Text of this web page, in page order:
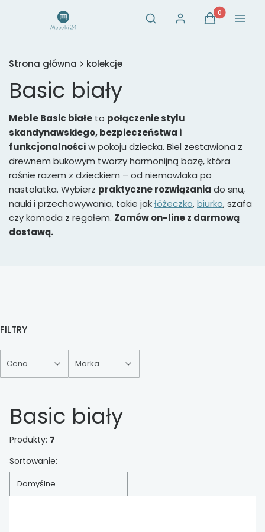
Otwórz wyszukiwarkę
Szukaj Zaloguj sięProdukty w
Koszyk Menu
Strona główna kolekcje
Basic biały
Meble Basic białe to połączenie stylu
skandynawskiego, bezpieczeństwa i
funkcjonalnościw pokoju dziecka. Biel zestawiona z
drewnem bukowym tworzy harmonijną bazę, która
rośnie razem z dzieckiem – od niemowlaka po
nastolatka. Wybierz praktyczne rozwiązania do snu,
nauki i przechowywania, takie jakłóżeczko,biurko, szafa
czy komoda z regałem. Zamów on-line z darmową
dostawą.
FILTRY
Cena Marka
Basic biały
Produkty: 7
Lista produktów
Sortowanie:
Domyślne